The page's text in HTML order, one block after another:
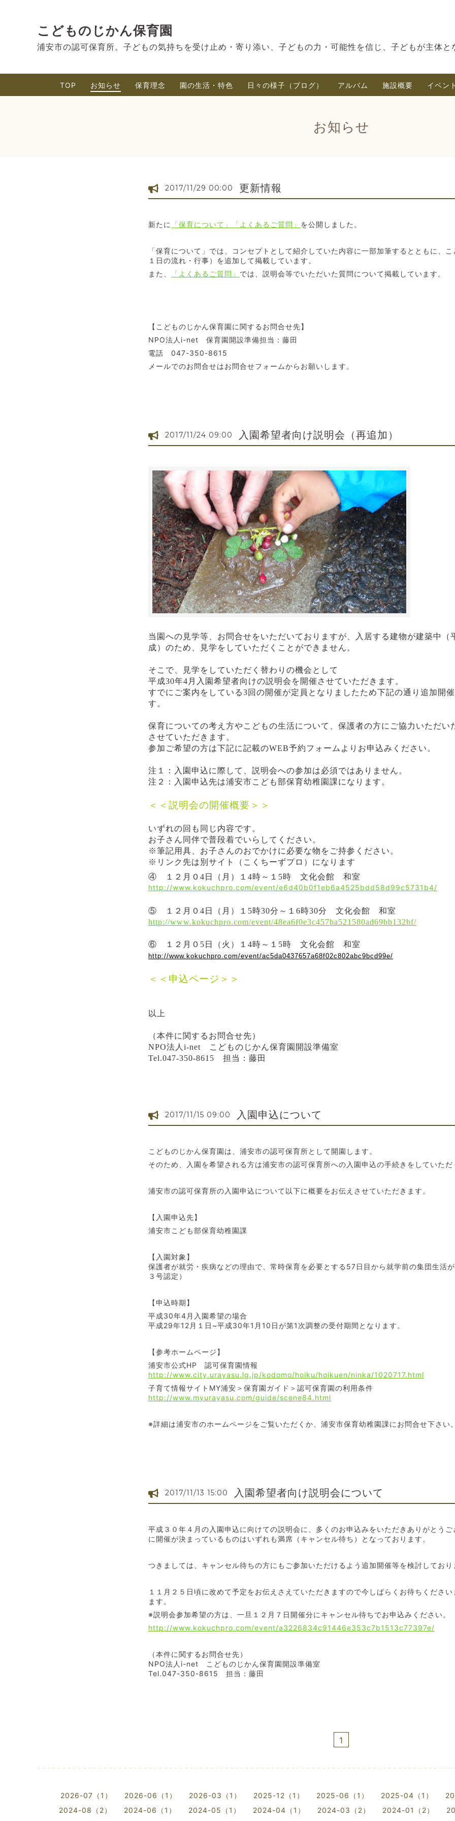
こどものじかん保育園
浦安市の認可保育所。子どもの気持ちを受け止め・寄り添い、子どもの力・可能性を信じ、子どもが主体と
TOP お知らせ 保育理念 園の生活・特色 日々の様子（ブログ） アルバム 施設概要 イベン
お知らせ
2017/11/29 00:00 更新情報
新たに 「保育について」 「よくあるご質問」 を公開しました。
「保育について」では、コンセプトとして紹介していた内容に一部加筆するとともに、こ
１日の流れ・行事）を追加して掲載しています。
また、
「よくあるご質問」 では、説明会等でいただいた質問について掲載しています。
【こどものじかん保育園に関するお問合せ先】
NPO法人i-net 保育園開設準備担当：藤田
電話 047-350-8615
メールでのお問合せはお問合せフォームからお願いします。
2017/11/24 09:00 入園希望者向け説明会（再追加）
当園への見学等、お問合せをいただいておりますが、入居する建物が建築中（
成）のため、見学をしていただくことができません。
そこで、見学をしていただく替わりの機会として
平成30年4月入園希望者向けの説明会を開催させていただきます。
すでにご案内をしている3回の開催が定員となりましたため下記の通り追加開
す。
保育についての考え方やこどもの生活について、保護者の方にご協力いただい
させていただきます。
参加ご希望の方は下記に記載のWEB予約フォームよりお申込みください。
注１：入園申込に際して、説明会への参加は必須ではありません。
注２：入園申込先は浦安市こども部保育幼稚園課になります。
＜＜説明会の開催概要＞＞
いずれの回も同じ内容です。
お子さん同伴で普段着でいらしてください。
※筆記用具、お子さんのおでかけに必要な物をご持参ください。
※リンク先は別サイト（こくちーずプロ）になります
④ １２月０4日（月）１4時～１5時 文化会館 和室
http://www.kokuchpro.com/event/e6d40b0f1eb6a4525bdd58d99c5731b4/
⑤ １２月０4日（月）１5時30分～１6時30分 文化会館 和室
http://www.kokuchpro.com/event/48ea6f0e3c457ba521580ad69bb132bf/
⑥ １２月０5日（火）１4時～１5時 文化会館 和室
http://www.kokuchpro.com/event/ac5da0437657a68f02c802abc9bcd99e/
＜＜申込ページ＞＞
以上
（本件に関するお問合せ先）
NPO法人i-net こどものじかん保育園開設準備室
Tel.047-350-8615 担当：藤田
2017/11/15 09:00 入園申込について
こどものじかん保育園は、浦安市の認可保育所として開園します。
そのため、入園を希望される方は浦安市の認可保育所への入園申込の手続きをしていただ
浦安市の認可保育所の入園申込について以下に概要をお伝えさせていただきます。
【入園申込先】
浦安市こども部保育幼稚園課
【入園対象】
保護者が就労・疾病などの理由で、常時保育を必要とする57日目から就学前の集団生活
３号認定）
【申込時期】
平成30年4月入園希望の場合
平成29年12月１日~平成30年1月10日が第1次調整の受付期間となります。
【参考ホームページ】
浦安市公式HP 認可保育園情報
http://www.city.urayasu.lg.jp/kodomo/hoiku/hoikuen/ninka/1020717.html
子育て情報サイトMY浦安＞保育園ガイド＞認可保育園の利用条件
http://www.myurayasu.com/guide/scene84.html
※詳細は浦安市のホームページをご覧いただくか、浦安市保育幼稚園課にお問合せ下さい。
2017/11/13 15:00 入園希望者向け説明会について
平成３０年４月の入園申込に向けての説明会に、多くのお申込みをいただきありがとう
に開催が決まっているものはいずれも満席（キャンセル待ち）となっております。
つきましては、キャンセル待ちの方にもご参加いただけるよう追加開催等を検討しており
１１月２５日頃に改めて予定をお伝えさえていただきますので今しばらくお待ちくださ
ます。
※説明会参加希望の方は、一旦１２月７日開催分にキャンセル待ちでお申込みください。
http://www.kokuchpro.com/event/a3226834c91446e353c7b1513c77397e/
（本件に関するお問合せ先）
NPO法人i-net こどものじかん保育園開設準備室
Tel.047-350-8615 担当：藤田
1
2026-07（1） 2026-06（1） 2026-03（1） 2025-12（1） 2025-06（1） 2025-04（1）
2024-08（2）
2024-06（1） 2024-05（1） 2024-04（1） 2024-03（2） 2024-01（2）